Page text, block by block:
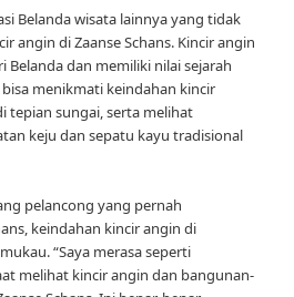
Belanda wisata lainnya yang tidak
angin di Zaanse Schans. Kincir angin
Belanda dan memiliki nilai sejarah
menikmati keindahan kincir
tepian sungai, serta melihat
keju dan sepatu kayu tradisional
pelancong yang pernah
keindahan kincir angin di
“Saya merasa seperti
melihat kincir angin dan bangunan-